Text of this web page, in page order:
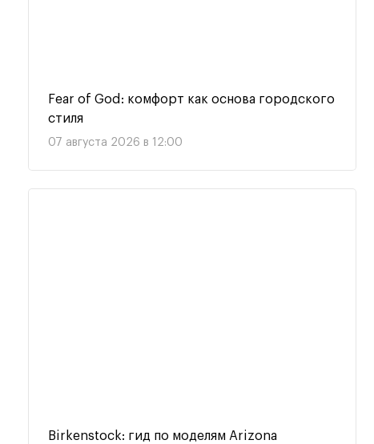
Fear of God: комфорт как основа городского
стиля
07 августа 2026 в 12:00
Birkenstock: гид по моделям Arizona